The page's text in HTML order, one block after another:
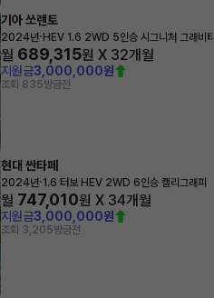
기아 쏘렌토
2024년· HEV 1.6 2WD 5인승 시그니처 그래비티
월 689,315원 X 32개월
지원금3,000,000원
조회 835방금전
현대 싼타페
2024년·1.6 터보 HEV 2WD 6인승 캘리그래피
월 747,010원 X 34개월
지원금3,000,000원
조회 3,205방금전